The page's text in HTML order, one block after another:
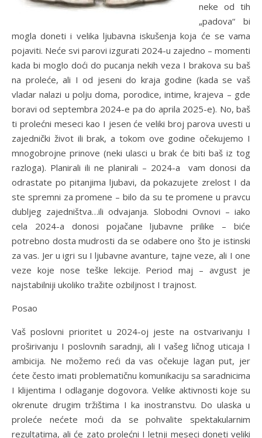
neke od tih
„padova“ bi
mogla doneti i velika ljubavna iskušenja koja će se vama
pojaviti. Neće svi parovi izgurati 2024-u zajedno – momenti
kada bi moglo doći do pucanja nekih veza I brakova su baš
na proleće, ali I od jeseni do kraja godine (kada se vaš
vladar nalazi u polju doma, porodice, intime, krajeva – gde
boravi od septembra 2024-e pa do aprila 2025-e). No, baš
ti prolećni meseci kao I jesen će veliki broj parova uvesti u
zajednički život ili brak, a tokom ove godine očekujemo I
mnogobrojne prinove (neki ulasci u brak će biti baš iz tog
razloga). Planirali ili ne planirali – 2024-a vam donosi da
odrastate po pitanjima ljubavi, da pokazujete zrelost I da
ste spremni za promene – bilo da su te promene u pravcu
dubljeg zajedništva…ili odvajanja. Slobodni Ovnovi – iako
cela 2024-a donosi pojačane ljubavne prilike – biće
potrebno dosta mudrosti da se odabere ono što je istinski
za vas. Jer u igri su I ljubavne avanture, tajne veze, ali I one
veze koje nose teške lekcije. Period maj – avgust je
najstabilniji ukoliko tražite ozbiljnost I trajnost.
Posao
Vaš poslovni prioritet u 2024-oj jeste na ostvarivanju I
proširivanju I poslovnih saradnji, ali I vašeg ličnog uticaja I
ambicija. Ne možemo reći da vas očekuje lagan put, jer
ćete često imati problematičnu komunikaciju sa saradnicima
I klijentima I odlaganje dogovora. Velike aktivnosti koje su
okrenute drugim tržištima I ka inostranstvu. Do ulaska u
proleće nećete moći da se pohvalite spektakularnim
rezultatima, ali će zato prolećni I letnji meseci doneti veliki